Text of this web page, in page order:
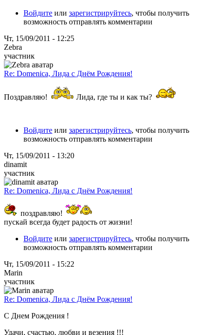
Войдите или зарегистрируйтесь, чтобы получить
возможность отправлять комментарии
Чт, 15/09/2011 - 12:25
Zebra
участник
Re: Domenica, Лида с Днём Рождения!
Поздравляю! Лида, где ты и как ты?
Войдите или зарегистрируйтесь, чтобы получить
возможность отправлять комментарии
Чт, 15/09/2011 - 13:20
dinamit
участник
Re: Domenica, Лида с Днём Рождения!
поздравляю!
пускай всегда будет радость от жизни!
Войдите или зарегистрируйтесь, чтобы получить
возможность отправлять комментарии
Чт, 15/09/2011 - 15:22
Marin
участник
Re: Domenica, Лида с Днём Рождения!
С Днем Рождения !
Удачи, счастью, любви и везения !!!